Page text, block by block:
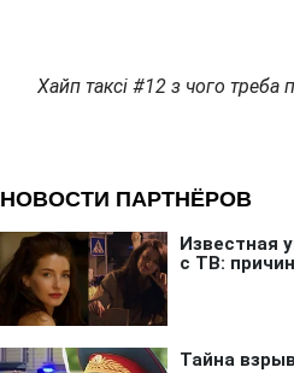
Хайп таксі #12 з чого треба